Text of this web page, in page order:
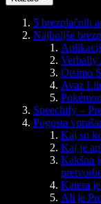
5 brezplačnih
Najboljše
Verbally
Otsimo
Avaz
Speechify –
Pogosta
Kaj so
Kaj je
Kakšna
Katera
Ali je